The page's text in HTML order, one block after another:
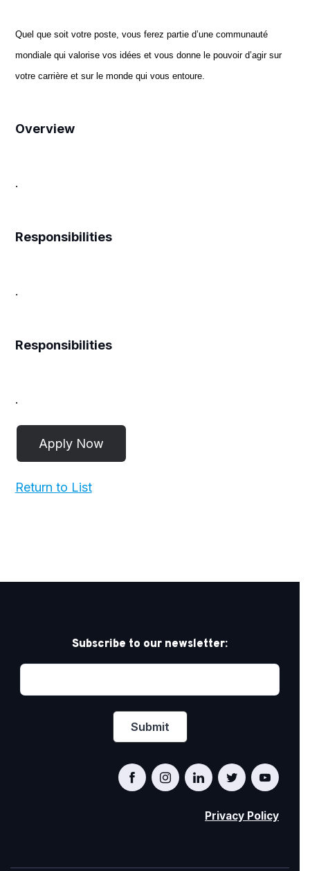
Quel que soit votre poste, vous ferez partie d’une communauté
mondiale qui valorise vos idées et vous donne le pouvoir d’agir sur
votre carrière et sur le monde qui vous entoure.
Overview
.
Responsibilities
.
Responsibilities
.
Return to List
Subscribe to our newsletter:
Privacy Policy